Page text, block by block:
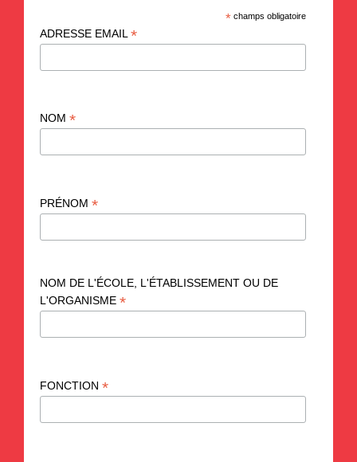
* champs obligatoire
ADRESSE EMAIL *
NOM *
PRÉNOM *
NOM DE L'ÉCOLE, L'ÉTABLISSEMENT OU DE
L'ORGANISME *
FONCTION *